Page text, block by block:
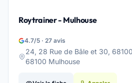
Roytrainer - Mulhouse
4.7/5 · 27 avis
24, 28 Rue de Bâle et 30,
68100 Mulhouse